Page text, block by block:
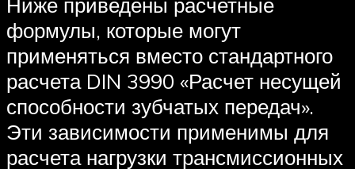
формулы, кото­рые могут
применяться вместо стандартного
расчета DIN 3990 «Расчет несущей
способ­ности зубчатых передач».
Эти зависимости применимы для
расчета нагрузки транс­миссионных